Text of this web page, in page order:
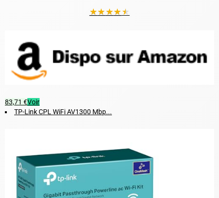
★★★★★
83,71 €Voir
TP-Link CPL WiFi AV1300 Mbp...